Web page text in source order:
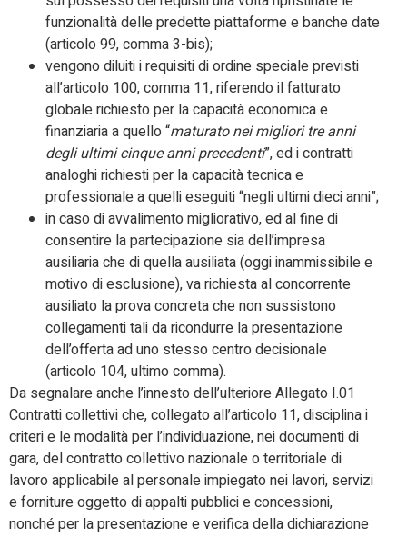
funzionalità delle predette piattaforme e banche date
(articolo 99, comma 3-bis);
vengono diluiti i requisiti di ordine speciale previsti
all’articolo 100, comma 11, riferendo il fatturato
globale richiesto per la capacità economica e
finanziaria a quello “maturato nei migliori tre anni
degli ultimi cinque anni precedenti”, ed i contratti
analoghi richiesti per la capacità tecnica e
professionale a quelli eseguiti “negli ultimi dieci anni”;
in caso di avvalimento migliorativo, ed al fine di
consentire la partecipazione sia dell’impresa
ausiliaria che di quella ausiliata (oggi inammissibile e
motivo di esclusione), va richiesta al concorrente
ausiliato la prova concreta che non sussistono
collegamenti tali da ricondurre la presentazione
dell’offerta ad uno stesso centro decisionale
(articolo 104, ultimo comma).
Da segnalare anche l’innesto dell’ulteriore Allegato I.01
Contratti collettivi che, collegato all’articolo 11, disciplina i
criteri e le modalità per l’individuazione, nei documenti di
gara, del contratto collettivo nazionale o territoriale di
lavoro applicabile al personale impiegato nei lavori, servizi
e forniture oggetto di appalti pubblici e concessioni,
nonché per la presentazione e verifica della dichiarazione